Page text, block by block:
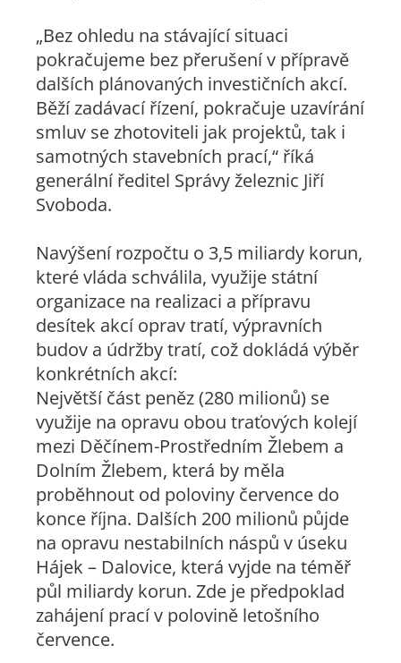
„Bez ohledu na stávající situaci
pokračujeme bez přerušení v přípravě
dalších plánovaných investičních akcí.
Běží zadávací řízení, pokračuje uzavírání
smluv se zhotoviteli jak projektů, tak i
samotných stavebních prací,“ říká
generální ředitel Správy železnic Jiří
Svoboda.
Navýšení rozpočtu o 3,5 miliardy korun,
které vláda schválila, využije státní
organizace na realizaci a přípravu
desítek akcí oprav tratí, výpravních
budov a údržby tratí, což dokládá výběr
konkrétních akcí:
Největší část peněz (280 milionů) se
využije na opravu obou traťových kolejí
mezi Děčínem-Prostředním Žlebem a
Dolním Žlebem, která by měla
proběhnout od poloviny července do
konce října. Dalších 200 milionů půjde
na opravu nestabilních náspů v úseku
Hájek – Dalovice, která vyjde na téměř
půl miliardy korun. Zde je předpoklad
zahájení prací v polovině letošního
července.